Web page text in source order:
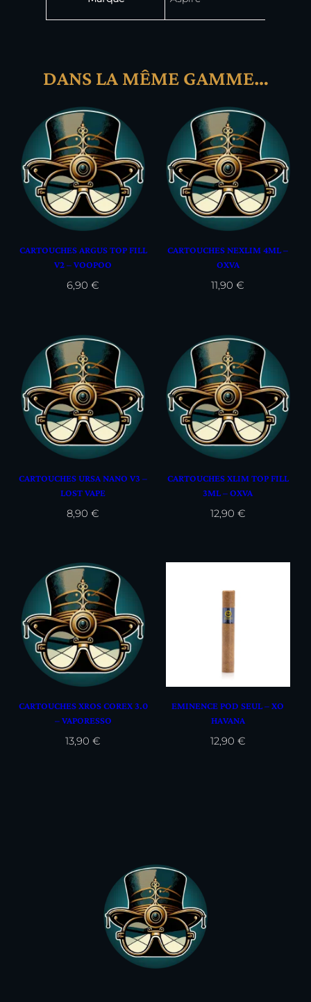
DANS LA MÊME GAMME…
CARTOUCHES ARGUS TOP FILL
V2 – VOOPOO
6,90€
CARTOUCHES NEXLIM 4ML –
OXVA
11,90€
CARTOUCHES URSA NANO V3 –
LOST VAPE
8,90€
CARTOUCHES XLIM TOP FILL
3ML – OXVA
12,90 €
CARTOUCHES XROS COREX 3.0
– VAPORESSO
13,90€
EMINENCE POD SEUL – XO
HAVANA
12,90 €